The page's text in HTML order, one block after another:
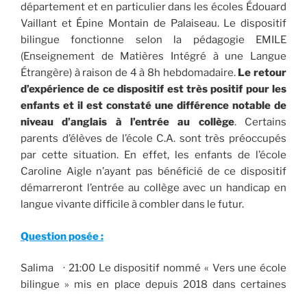
département et en particulier dans les écoles Édouard
Vaillant et Épine Montain de Palaiseau. Le dispositif
bilingue fonctionne selon la pédagogie EMILE
(Enseignement de Matières Intégré à une Langue
Étrangère) à raison de 4 à 8h hebdomadaire.Le retour
d’expérience de ce dispositif est très positif pour les
enfants et il est constaté une différence notable de
niveau d’anglais à l’entrée au collège. Certains
parents d’élèves de l’école C.A. sont très préoccupés
par cette situation. En effet, les enfants de l’école
Caroline Aigle n’ayant pas bénéficié de ce dispositif
démarreront l’entrée au collège avec un handicap en
langue vivante difficile à combler dans le futur.
Question posée :
Salima · 21:00 Le dispositif nommé « Vers une école
bilingue » mis en place depuis 2018 dans certaines